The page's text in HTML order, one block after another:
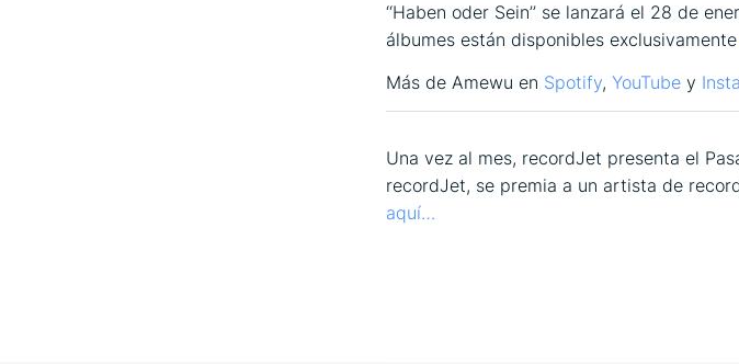
‘‘Haben oder Sein’’ se lanzará el 28 de
álbumes están disponibles exclusivamente
Más de Amewu en Spotify, YouTube y
Una vez al mes, recordJet presenta el
recordJet, se premia a un artista de
aquí…